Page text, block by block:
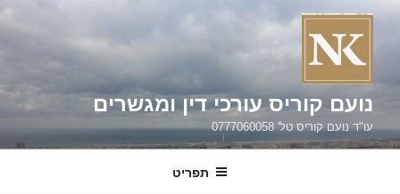
דילוג
נועם קוריס עורכי דין ומגשרים
עו"ד נועם קוריס טל' 0777060058
תפריט